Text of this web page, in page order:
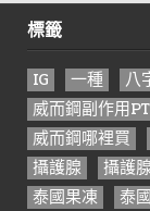
標籤
IG 一種 八
威而鋼副作用
威而鋼哪裡買
攝護腺
攝護
泰國果凍
泰